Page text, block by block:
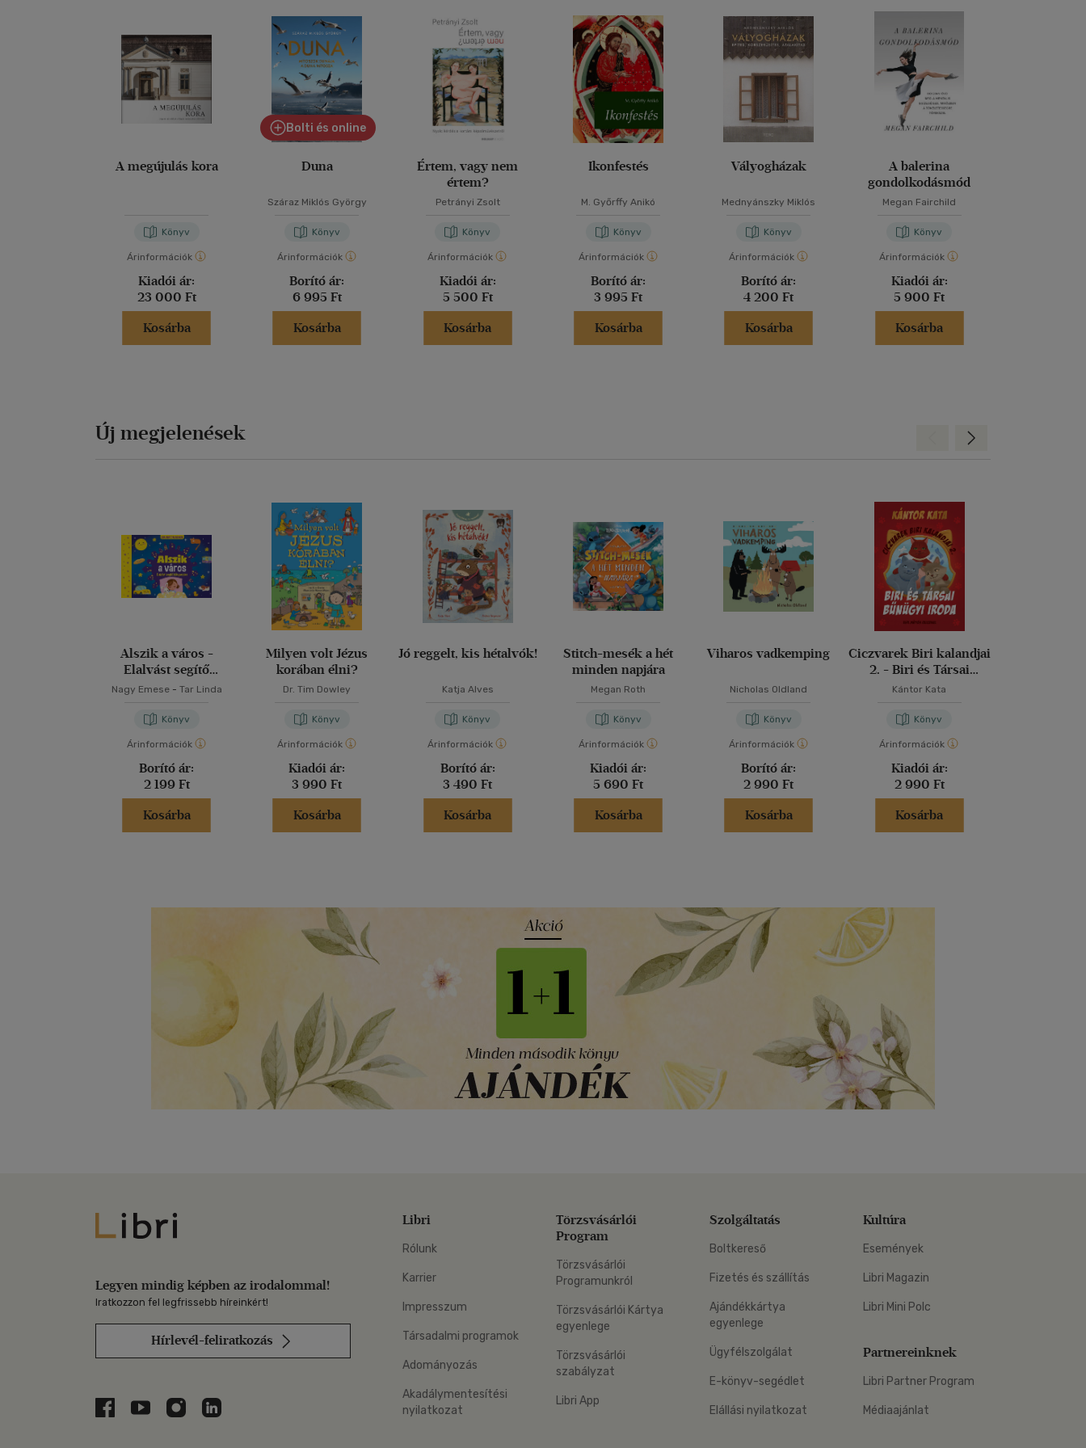
A megújulás kora
Könyv
Árinformációk
Kiadói ár:
23 000 Ft
Kosárba
Bolti és online
Duna
Száraz Miklós György
Könyv
Árinformációk
Borító ár:
6 995 Ft
Kosárba
Értem, vagy nem
értem?
Petrányi Zsolt
Könyv
Árinformációk
Kiadói ár:
5 500 Ft
Kosárba
Ikonfestés
M. Győrffy Anikó
Könyv
Árinformációk
Borító ár:
3 995 Ft
Kosárba
Vályogházak
Mednyánszky Miklós
Könyv
Árinformációk
Borító ár:
4 200 Ft
Kosárba
A balerina
gondolkodásmód
Megan Fairchild
Könyv
Árinformációk
Kiadói ár:
5 900 Ft
Kosárba
Új megjelenések
Alszik a város -
Elalvást segítő
könyvecske
Nagy Emese- Tar Linda
Könyv
Árinformációk
Borító ár:
2 199 Ft
Kosárba
Milyen volt Jézus
korában élni?
Dr. Tim Dowley
Könyv
Árinformációk
Kiadói ár:
3 990 Ft
Kosárba
Jó reggelt, kis hétalvók!
Katja Alves
Könyv
Árinformációk
Borító ár:
3 490 Ft
Kosárba
Stitch-mesék a hét
minden napjára
Megan Roth
Könyv
Árinformációk
Kiadói ár:
5 690 Ft
Kosárba
Viharos vadkemping
Nicholas Oldland
Könyv
Árinformációk
Borító ár:
2 990 Ft
Kosárba
Ciczvarek Biri kalandjai
2. - Biri és Társai
Bűnügyi Iroda
Kántor Kata
Könyv
Árinformációk
Kiadói ár:
2 990 Ft
Kosárba
Előre
Libri
Legyen mindig képben az irodalommal!
Iratkozzon fel legfrissebb híreinkért!
Hírlevél-feliratkozás
Libri a Facebookon
Libri a Youtube-on
Libri az Instagramon
Libri a LinkedInen
Libri
Rólunk
Karrier
Impresszum
Társadalmi programok
Adományozás
Akadálymentesítési
nyilatkozat
Törzsvásárlói
Program
Törzsvásárlói
Programunkról
Törzsvásárlói Kártya
egyenlege
Törzsvásárlói
szabályzat
Libri App
Szolgáltatás
Boltkereső
Fizetés és szállítás
Ajándékkártya
egyenlege
Ügyfélszolgálat
E-könyv-segédlet
Elállási nyilatkozat
Kultúra
Események
Libri Magazin
Libri Mini Polc
Partnereinknek
Libri Partner Program
Médiaajánlat